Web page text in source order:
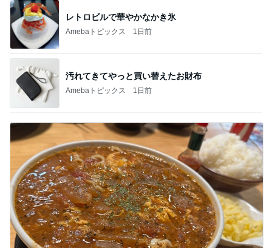
レトロビルで華やかなかき氷
Amebaトピックス 1日前
汚れてきてやっと買い替えたお財布
Amebaトピックス 1日前